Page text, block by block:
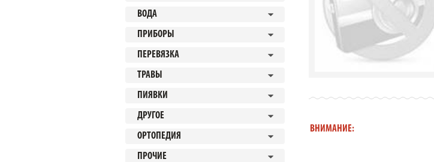
ВОДА
ПРИБОРЫ
ПЕРЕВЯЗКА
ТРАВЫ
ПИЯВКИ
ДРУГОЕ
ОРТОПЕДИЯ
ПРОЧИЕ
ВНИМАНИЕ: